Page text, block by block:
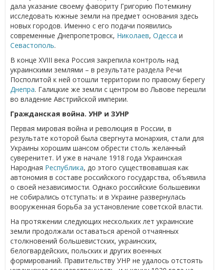
дала указание своему фавориту Григорию Потемкину
исследовать южные земли на предмет основания здесь
новых городов. Именно с его подачи появились
современные Днепропетровск, Николаев, Одесса и
Севастополь.
В конце XVIII века Россия закрепила контроль над
украинскими землями – в результате раздела Речи
Посполитой к ней отошли территории по правому берегу
Днепра. Галицкие же земли с центром во Львове перешли
во владение Австрийской империи.
Гражданская война. УНР и ЗУНР
Первая мировая война и революция в России, в
результате которой была свергнута монархия, стали для
Украины хорошим шансом обрести столь желанный
суверенитет. И уже в начале 1918 года Украинская
Народная Республика, до этого существовавшая как
автономия в составе российского государства, объявила
о своей независимости. Однако российские большевики
не собирались отступать: и в Украине развернулась
вооруженная борьба за установление советской власти.
На протяжении следующих нескольких лет украинские
земли продолжали оставаться ареной отчаянных
столкновений большевистских, украинских,
белогвардейских, польских и других военных
формирований. Правительству УНР не удалось отстоять